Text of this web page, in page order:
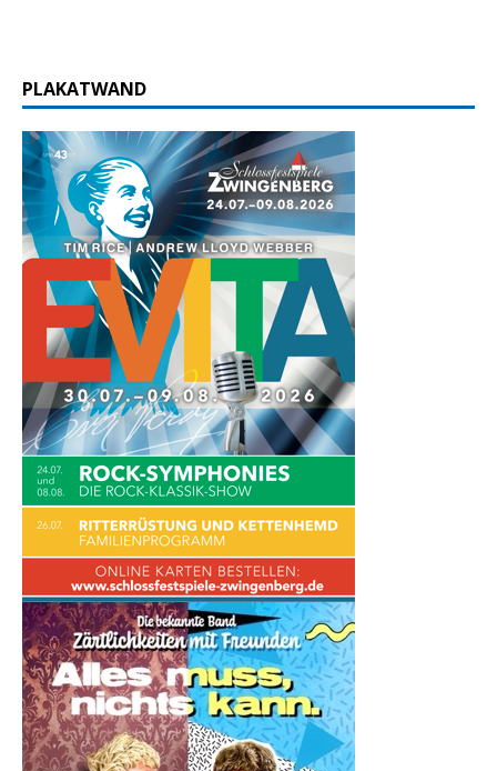
PLAKATWAND